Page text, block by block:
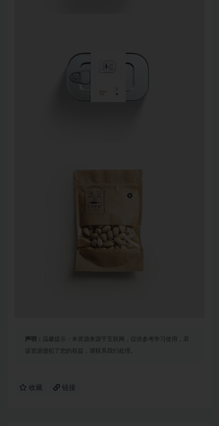
声明： 温馨提示：本资源来源于互联网，仅供参考学习使用，若
该资源侵犯了您的权益，请联系我们处理。
收藏 链接